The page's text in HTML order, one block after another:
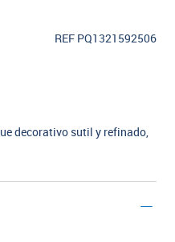
REF PQ1321592506
decorativo sutil y refinado,